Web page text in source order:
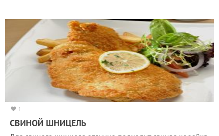
1
СВИНОЙ ШНИЦЕЛЬ